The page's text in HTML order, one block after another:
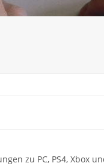
zu PC, PS4, Xbox